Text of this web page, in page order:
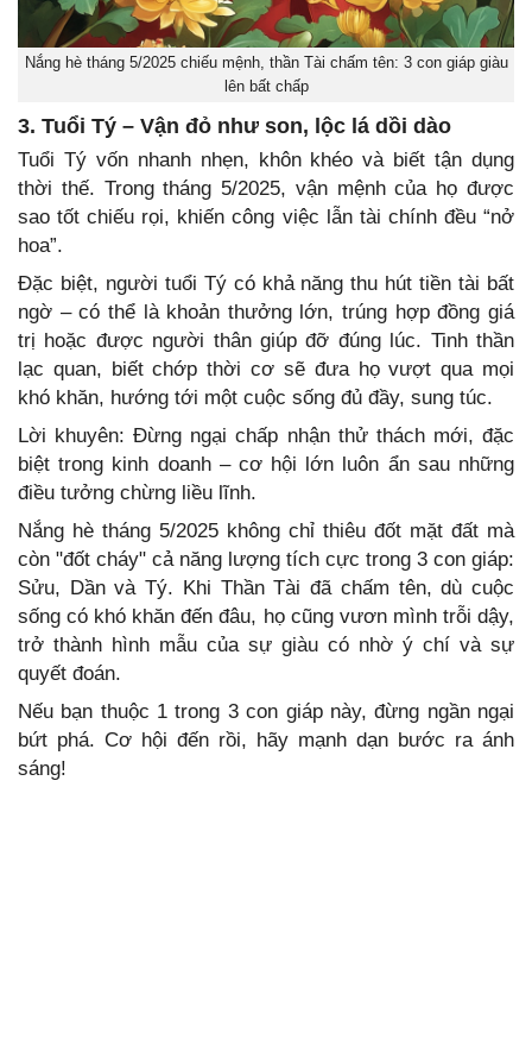
Nắng hè tháng 5/2025 chiếu mệnh, thần Tài chấm tên: 3 con giáp giàu
lên bất chấp
3. Tuổi Tý – Vận đỏ như son, lộc lá dồi dào
Tuổi Tý vốn nhanh nhẹn, khôn khéo và biết tận dụng
thời thế. Trong tháng 5/2025, vận mệnh của họ được
sao tốt chiếu rọi, khiến công việc lẫn tài chính đều “nở
hoa”.
Đặc biệt, người tuổi Tý có khả năng thu hút tiền tài bất
ngờ – có thể là khoản thưởng lớn, trúng hợp đồng giá
trị hoặc được người thân giúp đỡ đúng lúc. Tinh thần
lạc quan, biết chớp thời cơ sẽ đưa họ vượt qua mọi
khó khăn, hướng tới một cuộc sống đủ đầy, sung túc.
Lời khuyên: Đừng ngại chấp nhận thử thách mới, đặc
biệt trong kinh doanh – cơ hội lớn luôn ẩn sau những
điều tưởng chừng liều lĩnh.
Nắng hè tháng 5/2025 không chỉ thiêu đốt mặt đất mà
còn "đốt cháy" cả năng lượng tích cực trong 3 con giáp:
Sửu, Dần và Tý. Khi Thần Tài đã chấm tên, dù cuộc
sống có khó khăn đến đâu, họ cũng vươn mình trỗi dậy,
trở thành hình mẫu của sự giàu có nhờ ý chí và sự
quyết đoán.
Nếu bạn thuộc 1 trong 3 con giáp này, đừng ngần ngại
bứt phá. Cơ hội đến rồi, hãy mạnh dạn bước ra ánh
sáng!